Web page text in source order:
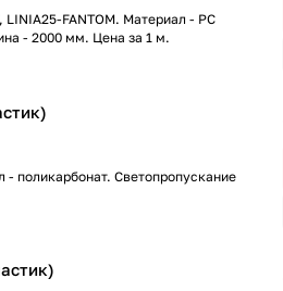
FANTOM. Материал - PC
- 2000 мм. Цена за 1 м.
поликарбонат. Светопропускание